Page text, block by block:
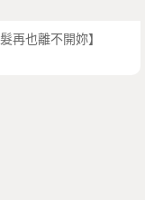
再也離不開妳】